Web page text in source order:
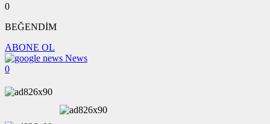
0
BEĞENDİM
ABONE OL
News
0